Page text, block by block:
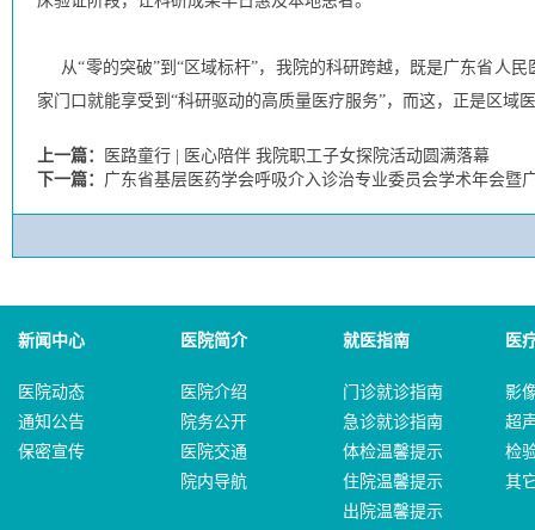
从“零的突破”到“区域标杆”，我院的科研跨越，既是广东省人
家门口就能享受到“科研驱动的高质量医疗服务”，而这，正是区域
上一篇：
医路童行 | 医心陪伴 我院职工子女探院活动圆满落幕
下一篇： 广东省基层医药学会呼吸介入诊治专业委员会学术年会
新闻中心 医院简介 就医指南 医
医院动态
通知公告
保密宣传
医院介绍
院务公开
医院交通
院内导航
门诊就诊指南
急诊就诊指南
体检温馨提示
住院温馨提示
出院温馨提示
影
超
检
其